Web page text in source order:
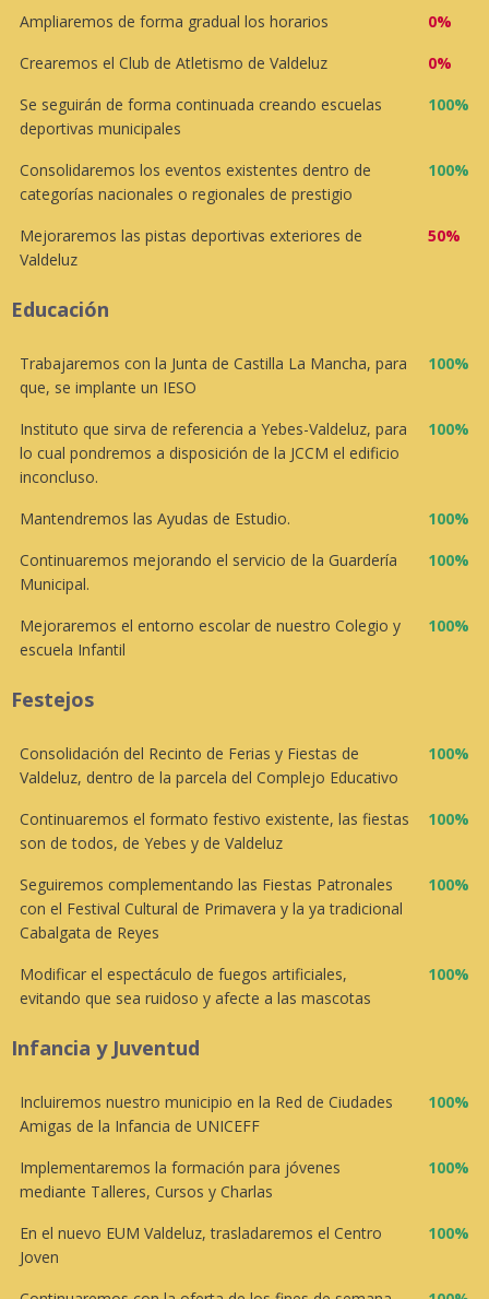
Ampliaremos de forma gradual los horarios
0%
Crearemos el Club de Atletismo de Valdeluz
0%
Se seguirán de forma continuada creando escuelas
deportivas municipales
100%
Consolidaremos los eventos existentes dentro de
categorías nacionales o regionales de prestigio
100%
Mejoraremos las pistas deportivas exteriores de
Valdeluz
50%
Educación
Trabajaremos con la Junta de Castilla La Mancha, para
que, se implante un IESO
100%
Instituto que sirva de referencia a Yebes-Valdeluz, para
lo cual pondremos a disposición de la JCCM el edificio
inconcluso.
100%
Mantendremos las Ayudas de Estudio.
100%
Continuaremos mejorando el servicio de la Guardería
Municipal.
100%
Mejoraremos el entorno escolar de nuestro Colegio y
escuela Infantil
100%
Festejos
Consolidación del Recinto de Ferias y Fiestas de
Valdeluz, dentro de la parcela del Complejo Educativo
100%
Continuaremos el formato festivo existente, las fiestas
son de todos, de Yebes y de Valdeluz
100%
Seguiremos complementando las Fiestas Patronales
con el Festival Cultural de Primavera y la ya tradicional
Cabalgata de Reyes
100%
Modificar el espectáculo de fuegos artificiales,
evitando que sea ruidoso y afecte a las mascotas
100%
Infancia y Juventud
Incluiremos nuestro municipio en la Red de Ciudades
Amigas de la Infancia de UNICEFF
100%
Implementaremos la formación para jóvenes
mediante Talleres, Cursos y Charlas
100%
En el nuevo EUM Valdeluz, trasladaremos el Centro
Joven
100%